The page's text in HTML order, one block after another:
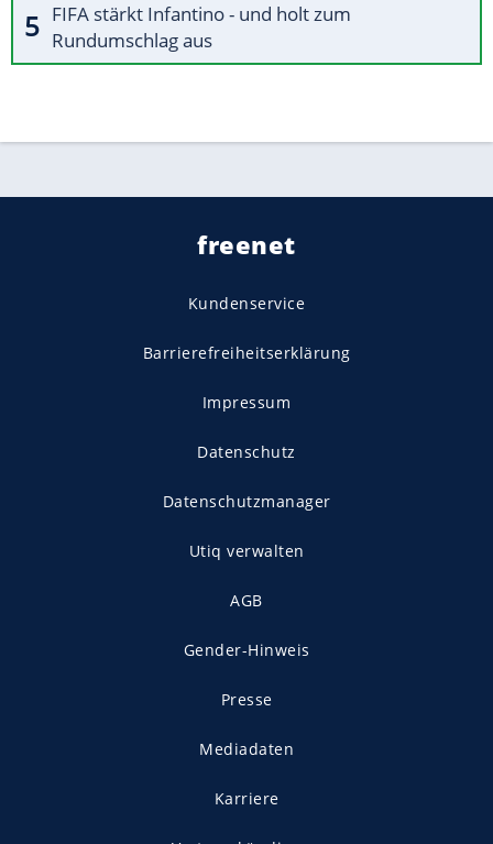
FIFA stärkt Infantino - und holt zum
Rundumschlag aus
freenet
Kundenservice
Barrierefreiheitserklärung
Impressum
Datenschutz
Datenschutzmanager
Utiq verwalten
AGB
Gender-Hinweis
Presse
Mediadaten
Karriere